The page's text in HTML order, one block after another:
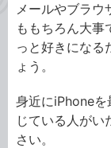
メールやブラウ
ももちろん大事
っと好きになる
ょう。
身近にiPhoneを
じている人がい
さい。